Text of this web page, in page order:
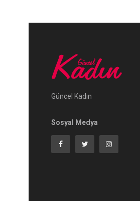
Güncel Kadın
Sosyal Medya